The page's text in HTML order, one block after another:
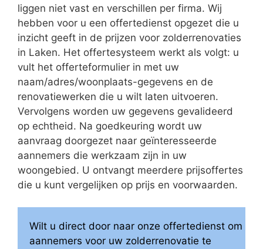
liggen niet vast en verschillen per firma. Wij
hebben voor u een offertedienst opgezet die u
inzicht geeft in de prijzen voor zolderrenovaties
in Laken. Het offertesysteem werkt als volgt: u
vult het offerteformulier in met uw
naam/adres/woonplaats-gegevens en de
renovatiewerken die u wilt laten uitvoeren.
Vervolgens worden uw gegevens gevalideerd
op echtheid. Na goedkeuring wordt uw
aanvraag doorgezet naar geïnteresseerde
aannemers die werkzaam zijn in uw
woongebied. U ontvangt meerdere prijsoffertes
die u kunt vergelijken op prijs en voorwaarden.
Wilt u direct door naar onze offertedienst om
aannemers voor uw zolderrenovatie te